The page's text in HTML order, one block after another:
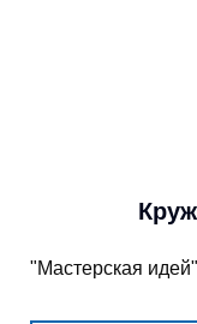
"Мастерская идей"